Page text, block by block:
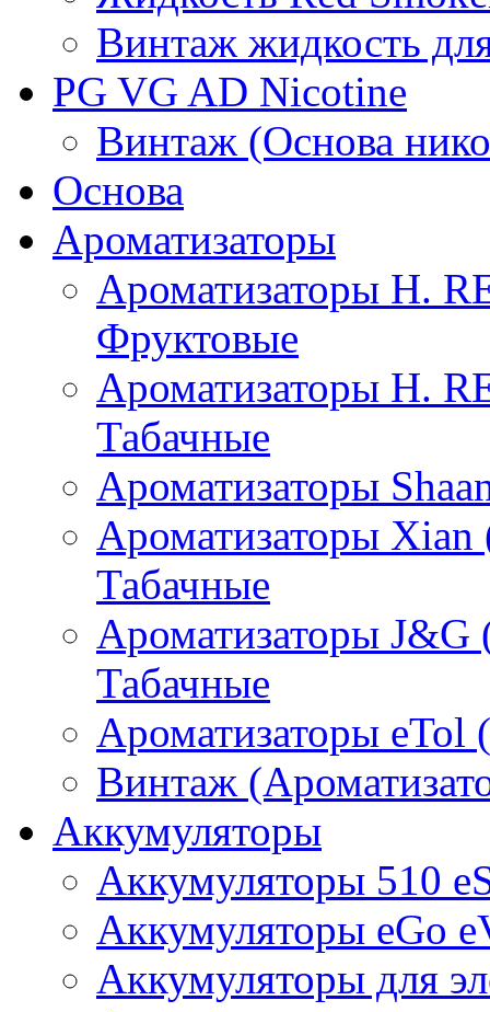
Винтаж жидкость
PG VG AD Nicotine
Винтаж (Основа
Основа
Ароматизаторы
Ароматизаторы H.
Фруктовые
Ароматизаторы H.
Табачные
Ароматизаторы
Ароматизаторы
Табачные
Ароматизаторы
Табачные
Ароматизаторы eTol
Винтаж
Аккумуляторы
Аккумуляторы 510
Аккумуляторы eGo
Аккумуляторы для